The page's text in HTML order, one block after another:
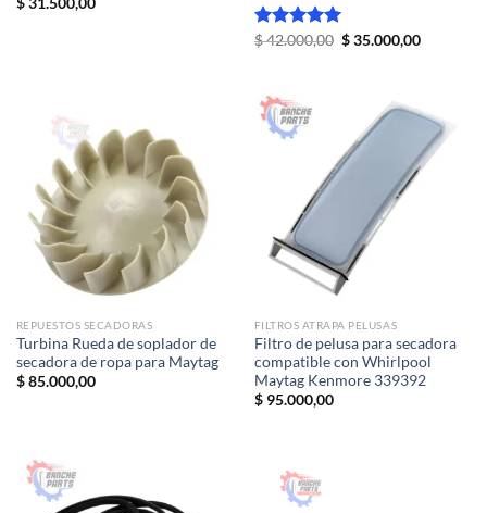
$31.500,00
Valorado
$42.000,00 El
$35.000,00El
REPUESTOS SECADORAS
Turbina Rueda de soplador de
secadora de ropa para Maytag
$85.000,00
FILTROS ATRAPA PELUSAS
Filtro de pelusa para secadora
compatible con Whirlpool
Maytag Kenmore 339392
$95.000,00